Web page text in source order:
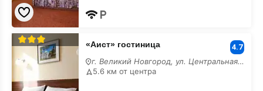
«Аист»
гостиница
«Аист» гостиница 4.7
г. Великий Новгород, ул. Центральная, 6
5.6 км от центра